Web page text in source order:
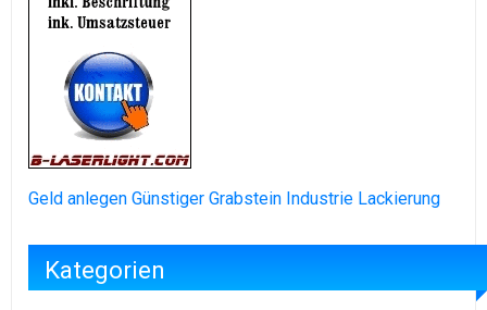
Geld anlegen Günstiger Grabstein Industrie Lackierung
Kategorien